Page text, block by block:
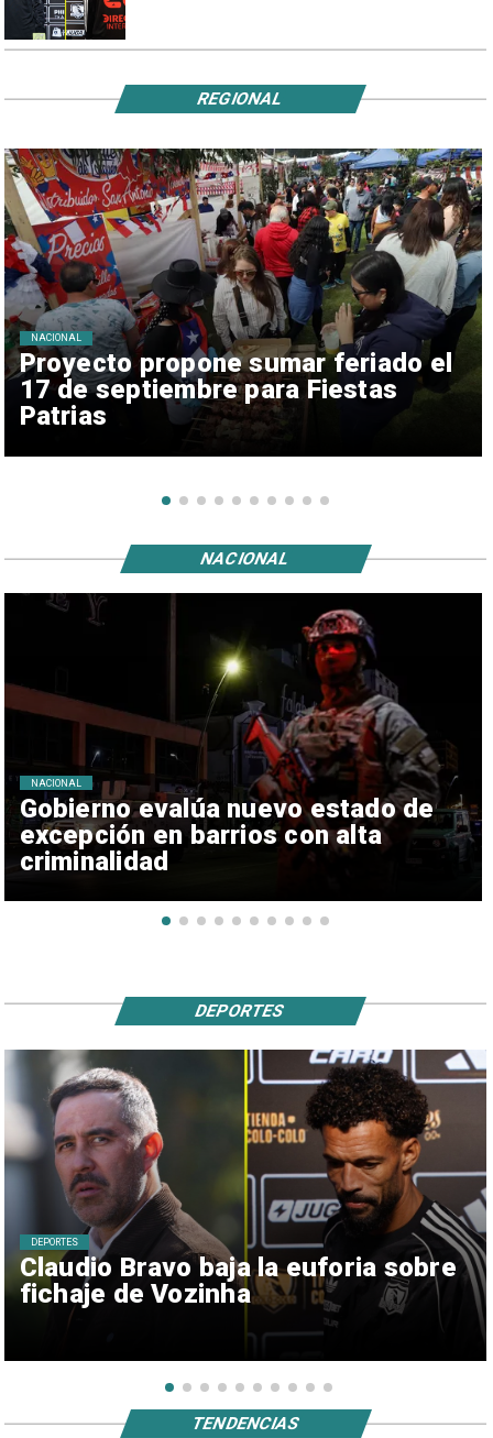
Proyecto propone sumar feriado el
17 de septiembre para Fiestas
Patrias
NACIONAL
REGIONAL
Gobierno evalúa nuevo estado de
excepción en barrios con alta
criminalidad
NACIONAL
NACIONAL
Claudio Bravo baja la euforia sobre
fichaje de Vozinha
DEPORTES
DEPORTES
TENDENCIAS